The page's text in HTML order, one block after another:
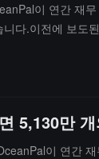
이 연간
다.이전에 보
5,130만
이 연간